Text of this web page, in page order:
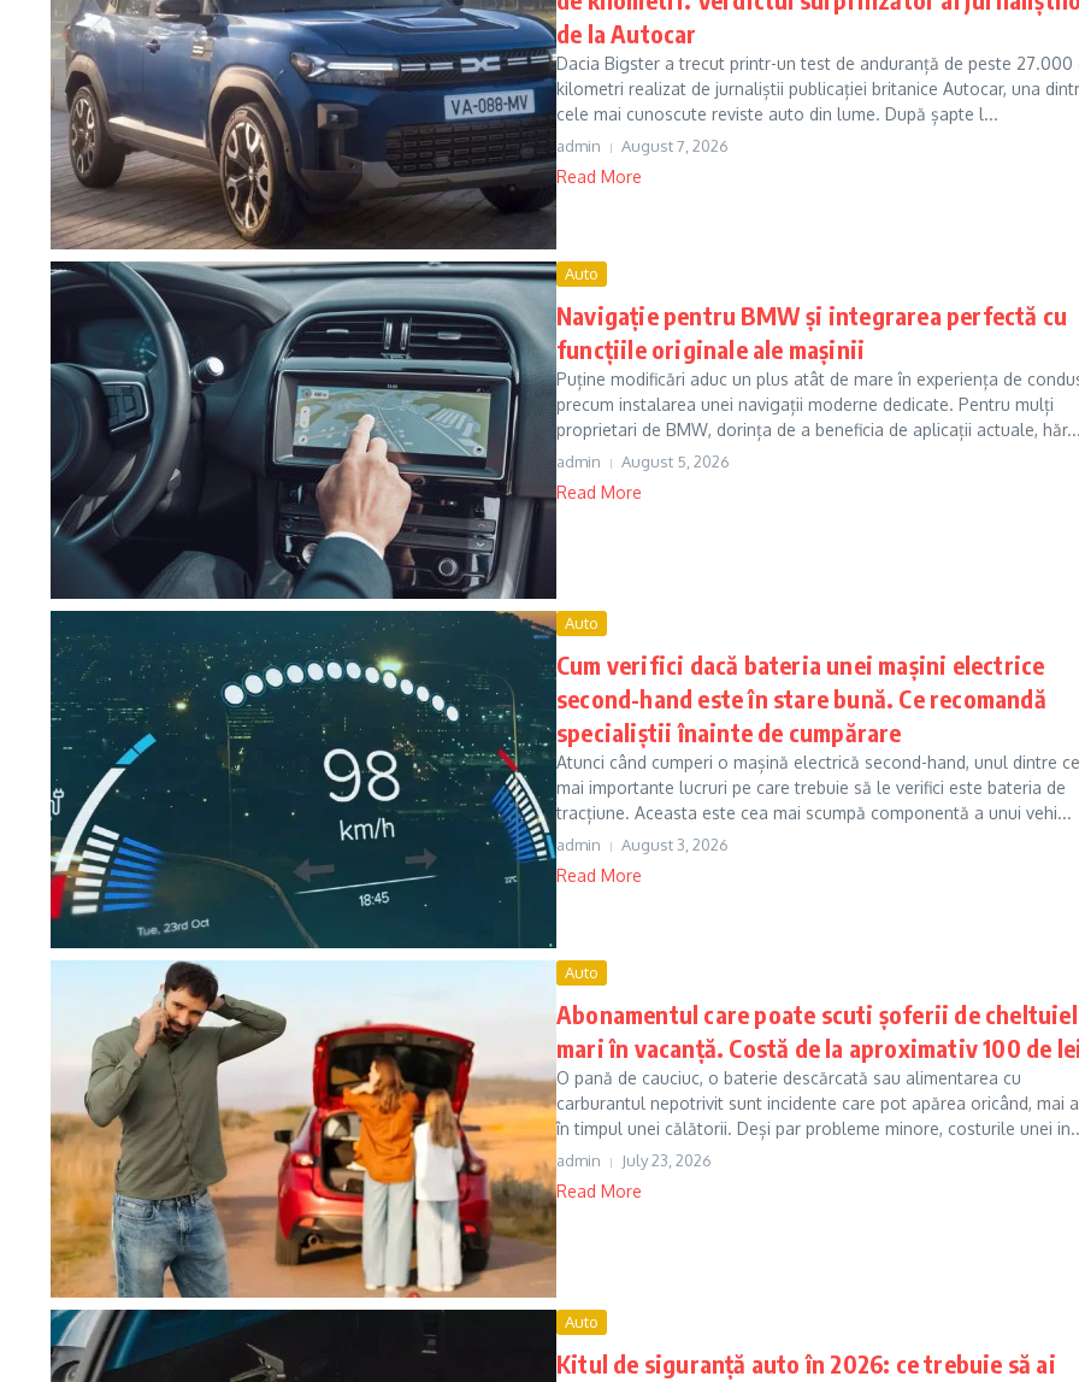
de la Autocar
Dacia Bigster a trecut printr-un test de anduranță de peste 27.000
kilometri realizat de jurnaliștii publicației britanice Autocar, una
cele mai cunoscute reviste auto din lume. După șapte l...
admin August 7, 2026
Read More
Auto
Navigație pentru BMW și integrarea perfectă cu
funcțiile originale ale mașinii
Puține modificări aduc un plus atât de mare în experiența de
precum instalarea unei navigații moderne dedicate. Pentru mulți
proprietari de BMW, dorința de a beneficia de aplicații actuale, hăr...
admin August 5, 2026
Read More
Auto
Cum verifici dacă bateria unei mașini electrice
second-hand este în stare bună. Ce recomandă
specialiștii înainte de cumpărare
Atunci când cumperi o mașină electrică second-hand, unul dintre
mai importante lucruri pe care trebuie să le verifici este bateria de
tracțiune. Aceasta este cea mai scumpă componentă a unui vehi...
admin August 3, 2026
Read More
Auto
Abonamentul care poate scuti șoferii de
mari în vacanță. Costă de la aproximativ 100 de
O pană de cauciuc, o baterie descărcată sau alimentarea cu
carburantul nepotrivit sunt incidente care pot apărea oricând, mai
în timpul unei călătorii. Deși par probleme minore, costurile unei
admin July 23, 2026
Read More
Auto
Kitul de siguranță auto în 2026: ce trebuie să ai